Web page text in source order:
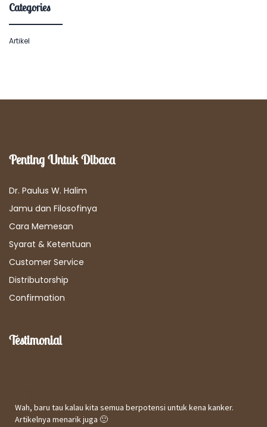
Categories
Artikel
Penting Untuk Dibaca
Dr. Paulus W. Halim
Jamu dan Filosofinya
Cara Memesan
Syarat & Ketentuan
Customer Service
Distributorship
Confirmation
Testimonial
Wah, baru tau kalau kita semua berpotensi untuk kena kanker.
Artikelnya menarik juga 🙂